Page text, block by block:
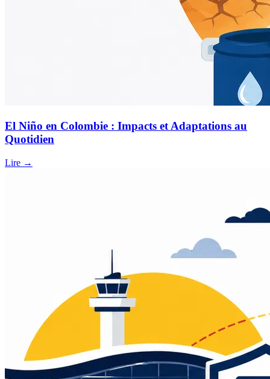
El Niño en Colombie : Impacts et Adaptations au
Quotidien
Lire →